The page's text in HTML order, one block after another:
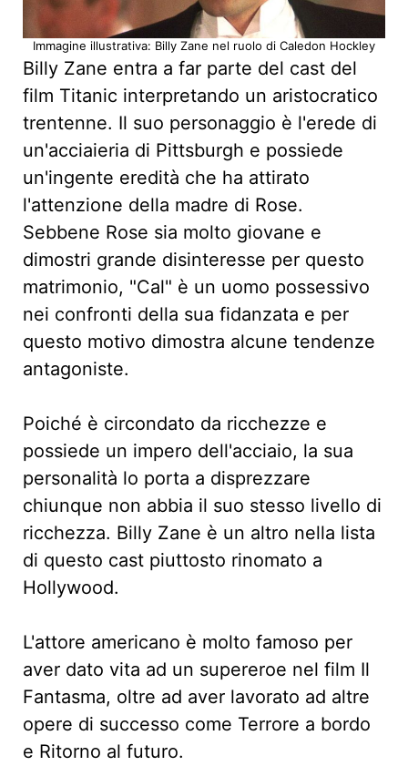
Immagine illustrativa: Billy Zane nel ruolo di Caledon Hockley
Billy Zane entra a far parte del cast del
film Titanic interpretando un aristocratico
trentenne. Il suo personaggio è l'erede di
un'acciaieria di Pittsburgh e possiede
un'ingente eredità che ha attirato
l'attenzione della madre di Rose.
Sebbene Rose sia molto giovane e
dimostri grande disinteresse per questo
matrimonio, "Cal" è un uomo possessivo
nei confronti della sua fidanzata e per
questo motivo dimostra alcune tendenze
antagoniste.
Poiché è circondato da ricchezze e
possiede un impero dell'acciaio, la sua
personalità lo porta a disprezzare
chiunque non abbia il suo stesso livello di
ricchezza. Billy Zane è un altro nella lista
di questo cast piuttosto rinomato a
Hollywood.
L'attore americano è molto famoso per
aver dato vita ad un supereroe nel film Il
Fantasma, oltre ad aver lavorato ad altre
opere di successo come Terrore a bordo
e Ritorno al futuro.